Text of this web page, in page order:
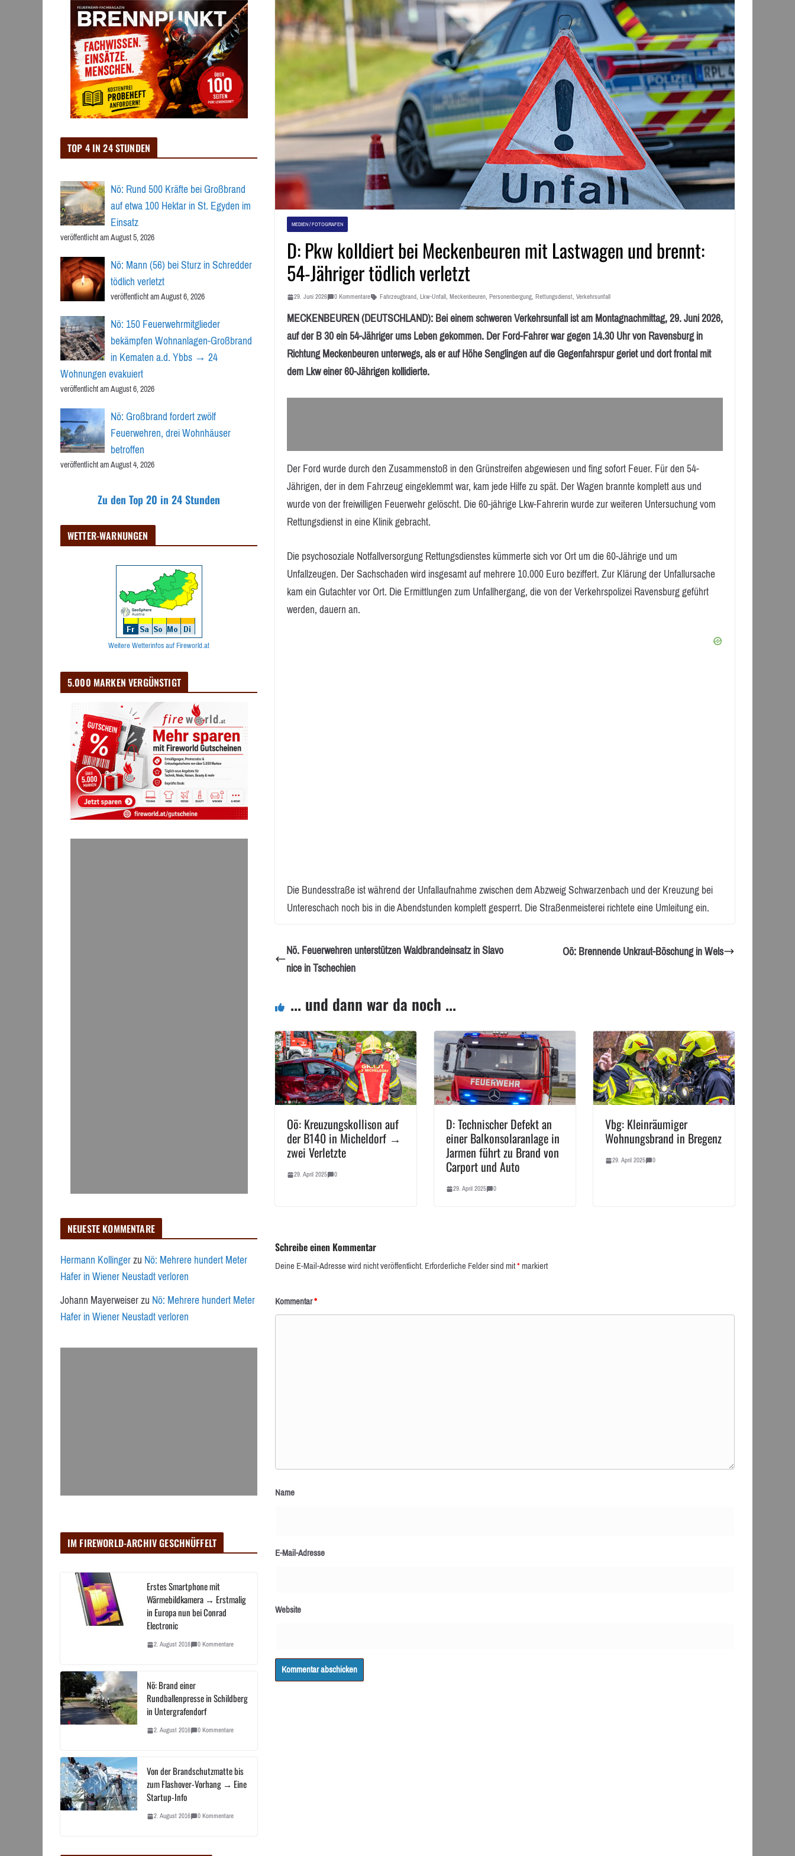
MEDIEN / FOTOGRAFEN
D: Pkw kolldiert bei Meckenbeuren mit Lastwagen und brennt:
54-Jähriger tödlich verletzt
29. Juni 2026 0 Kommentare Fahrzeugbrand, Lkw-Unfall, Meckenbeuren, Personenbergung, Rettungsdienst, Verkehrsunfall
MECKENBEUREN (DEUTSCHLAND): Bei einem schweren Verkehrsunfall ist am Montagnachmittag, 29. Juni 2026,
auf der B 30 ein 54-Jähriger ums Leben gekommen. Der Ford-Fahrer war gegen 14.30 Uhr von Ravensburg in
Richtung Meckenbeuren unterwegs, als er auf Höhe Senglingen auf die Gegenfahrspur geriet und dort frontal mit
dem Lkw einer 60-Jährigen kollidierte.
Der Ford wurde durch den Zusammenstoß in den Grünstreifen abgewiesen und fing sofort Feuer. Für den 54-
Jährigen, der in dem Fahrzeug eingeklemmt war, kam jede Hilfe zu spät. Der Wagen brannte komplett aus und
wurde von der freiwilligen Feuerwehr gelöscht. Die 60-jährige Lkw-Fahrerin wurde zur weiteren Untersuchung vom
Rettungsdienst in eine Klinik gebracht.
Die psychosoziale Notfallversorgung Rettungsdienstes kümmerte sich vor Ort um die 60-Jährige und um
Unfallzeugen. Der Sachschaden wird insgesamt auf mehrere 10.000 Euro beziffert. Zur Klärung der Unfallursache
kam ein Gutachter vor Ort. Die Ermittlungen zum Unfallhergang, die von der Verkehrspolizei Ravensburg geführt
werden, dauern an.
Die Bundesstraße ist während der Unfallaufnahme zwischen dem Abzweig Schwarzenbach und der Kreuzung bei
Untereschach noch bis in die Abendstunden komplett gesperrt. Die Straßenmeisterei richtete eine Umleitung ein.
Nö. Feuerwehren unterstützen Waldbrandeinsatz in Slavo
nice in Tschechien
Oö: Brennende Unkraut-Böschung in Wels
... und dann war da noch ...
Oö: Kreuzungskollison auf
der B140 in Micheldorf →
zwei Verletzte
29. April 2025 0
D: Technischer Defekt an
einer Balkonsolaranlage in
Jarmen führt zu Brand von
Carport und Auto
29. April 2025 0
Vbg: Kleinräumiger
Wohnungsbrand in Bregenz
29. April 2025 0
Schreibe einen Kommentar
Deine E-Mail-Adresse wird nicht veröffentlicht.Erforderliche Felder sind mit*markiert
Kommentar*
Name
E-Mail-Adresse
Website
TOP 4 IN 24 STUNDEN
Nö: Rund 500 Kräfte bei Großbrand
auf etwa 100 Hektar in St. Egyden im
Einsatz
veröffentlicht am August 5, 2026
Nö: Mann (56) bei Sturz in Schredder
tödlich verletzt
veröffentlicht am August 6, 2026
Nö: 150 Feuerwehrmitglieder
bekämpfen Wohnanlagen-Großbrand
in Kematen a.d. Ybbs → 24
Wohnungen evakuiert
veröffentlicht am August 6, 2026
Nö: Großbrand fordert zwölf
Feuerwehren, drei Wohnhäuser
betroffen
veröffentlicht am August 4, 2026
Zu den Top 20 in 24 Stunden
WETTER-WARNUNGEN
Weitere Wetterinfos auf Fireworld.at
5.000 MARKEN VERGÜNSTIGT
NEUESTE KOMMENTARE
Hermann KollingerzuNö: Mehrere hundert Meter
Hafer in Wiener Neustadt verloren
Johann MayerweiserzuNö: Mehrere hundert Meter
Hafer in Wiener Neustadt verloren
IM FIREWORLD-ARCHIV GESCHNÜFFELT
Erstes Smartphone mit
Wärmebildkamera → Erstmalig
in Europa nun bei Conrad
Electronic
2. August 2016 0 Kommentare
Nö: Brand einer
Rundballenpresse in Schildberg
in Untergrafendorf
2. August 2016 0 Kommentare
Von der Brandschutzmatte bis
zum Flashover-Vorhang → Eine
Startup-Info
2. August 2016 0 Kommentare